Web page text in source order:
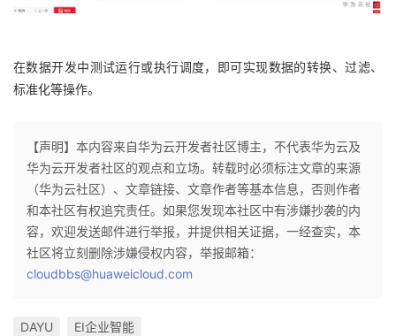
在数据开发中测试运行或执行调度，即可实现数据的转换、过滤、
标准化等操作。
【声明】本内容来自华为云开发者社区博主，不代表华为云及
华为云开发者社区的观点和立场。转载时必须标注文章的来源
（华为云社区）、文章链接、文章作者等基本信息，否则作者
和本社区有权追究责任。如果您发现本社区中有涉嫌抄袭的内
容，欢迎发送邮件进行举报，并提供相关证据，一经查实，本
社区将立刻删除涉嫌侵权内容，举报邮箱：
cloudbbs@huaweicloud.com
DAYU EI企业智能